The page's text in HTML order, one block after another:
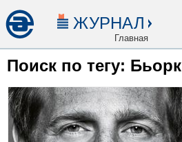
ЖУРНАЛ
Главная
Поиск по тегу: Бьорк